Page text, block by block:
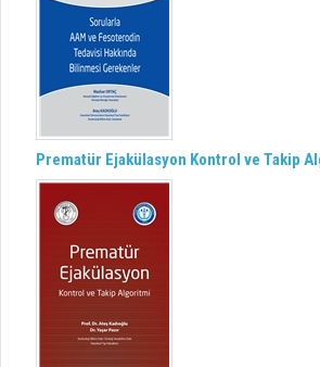
Prematür Ejakülasyon Kontrol ve Takip